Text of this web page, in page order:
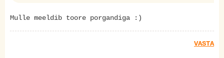
Mulle meeldib toore porgandiga :)
VASTA